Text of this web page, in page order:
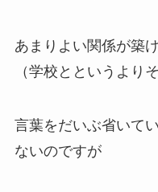
あまりよい関係が築
（学校とというより
言葉をだいぶ省いて
ないのですが